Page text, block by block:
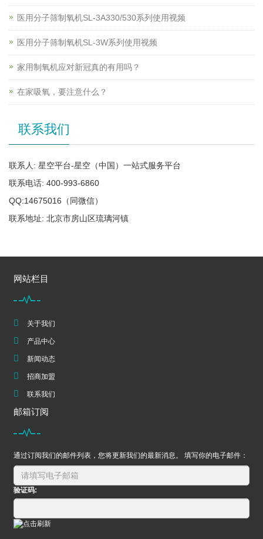
医用分子筛制氧机SL-3A330/530系列使用视频
医用分子筛制氧机SL-3W系列使用视频
家用制氧机应对新冠真的有用吗？
在家吸氧，要注意什么？
联系我们
联系人: 星空平台-星空（中国）一站式服务平台
联系电话: 400-993-6860
QQ:14675016（同微信）
联系地址: 北京市房山区琉璃河镇
网站栏目
关于我们
产品中心
新闻动态
招商加盟
联系我们
邮箱订阅
通过订阅我们的邮件列表，您将更新我们的最新消息。 填写你的电子邮件：
验证码: